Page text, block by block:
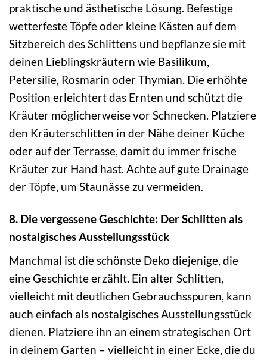
praktische und ästhetische Lösung. Befestige
wetterfeste Töpfe oder kleine Kästen auf dem
Sitzbereich des Schlittens und bepflanze sie mit
deinen Lieblingskräutern wie Basilikum,
Petersilie, Rosmarin oder Thymian. Die erhöhte
Position erleichtert das Ernten und schützt die
Kräuter möglicherweise vor Schnecken. Platziere
den Kräuterschlitten in der Nähe deiner Küche
oder auf der Terrasse, damit du immer frische
Kräuter zur Hand hast. Achte auf gute Drainage
der Töpfe, um Staunässe zu vermeiden.
8. Die vergessene Geschichte: Der Schlitten als
nostalgisches Ausstellungsstück
Manchmal ist die schönste Deko diejenige, die
eine Geschichte erzählt. Ein alter Schlitten,
vielleicht mit deutlichen Gebrauchsspuren, kann
auch einfach als nostalgisches Ausstellungsstück
dienen. Platziere ihn an einem strategischen Ort
in deinem Garten – vielleicht in einer Ecke, die du